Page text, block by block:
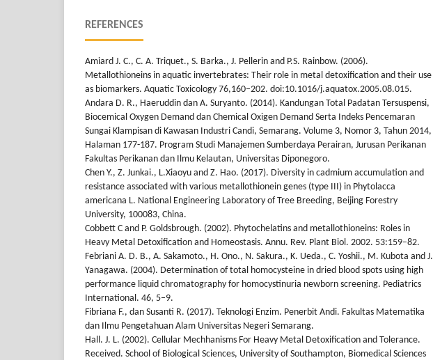
REFERENCES
Amiard J. C., C. A. Triquet., S. Barka., J. Pellerin and P.S. Rainbow. (2006).
Metallothioneins in aquatic invertebrates: Their role in metal detoxification and their use
as biomarkers. Aquatic Toxicology 76,160–202. doi:10.1016/j.aquatox.2005.08.015.
Andara D. R., Haeruddin dan A. Suryanto. (2014). Kandungan Total Padatan Tersuspensi,
Biocemical Oxygen Demand dan Chemical Oxigen Demand Serta Indeks Pencemaran
Sungai Klampisan di Kawasan Industri Candi, Semarang. Volume 3, Nomor 3, Tahun 2014,
Halaman 177-187. Program Studi Manajemen Sumberdaya Perairan, Jurusan Perikanan
Fakultas Perikanan dan Ilmu Kelautan, Universitas Diponegoro.
Chen Y., Z. Junkai., L.Xiaoyu and Z. Hao. (2017). Diversity in cadmium accumulation and
resistance associated with various metallothionein genes (type III) in Phytolacca
americana L. National Engineering Laboratory of Tree Breeding, Beijing Forestry
University, 100083, China.
Cobbett C and P. Goldsbrough. (2002). Phytochelatins and metallothioneins: Roles in
Heavy Metal Detoxification and Homeostasis. Annu. Rev. Plant Biol. 2002. 53:159–82.
Febriani A. D. B., A. Sakamoto., H. Ono., N. Sakura., K. Ueda., C. Yoshii., M. Kubota and J.
Yanagawa. (2004). Determination of total homocysteine in dried blood spots using high
performance liquid chromatography for homocystinuria newborn screening. Pediatrics
International. 46, 5–9.
Fibriana F., dan Susanti R. (2017). Teknologi Enzim. Penerbit Andi. Fakultas Matematika
dan Ilmu Pengetahuan Alam Universitas Negeri Semarang.
Hall. J. L. (2002). Cellular Mechhanisms For Heavy Metal Detoxification and Tolerance.
Received. School of Biological Sciences, University of Southampton, Biomedical Sciences